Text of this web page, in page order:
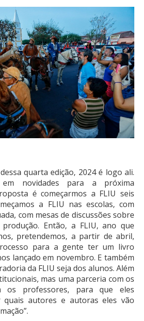
quarta edição, 2024 é logo ali.
em novidades para a próxima
é começarmos a FLIU seis
a FLIU nas escolas, com
com mesas de discussões sobre
Então, a FLIU, ano que
pretendemos, a partir de abril,
para a gente ter um livro
lançado em novembro. E também
da FLIU seja dos alunos. Além
mas uma parceria com os
os professores, para que eles
quais autores e autoras eles vão